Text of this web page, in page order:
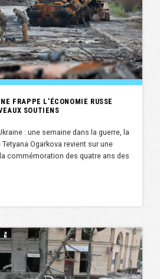
FRAPPE L’ÉCONOMIE RUSSE
SOUTIENS
: une semaine dans la guerre, la
Ogarkova revient sur une
commémoration des quatre ans des